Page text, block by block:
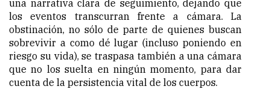
una narrativa clara de seguimiento, dejando que
los eventos transcurran frente a cámara. La
obstinación, no sólo de parte de quienes buscan
sobrevivir a como dé lugar (incluso poniendo en
riesgo su vida), se traspasa también a una cámara
que no los suelta en ningún momento, para dar
cuenta de la persistencia vital de los cuerpos.